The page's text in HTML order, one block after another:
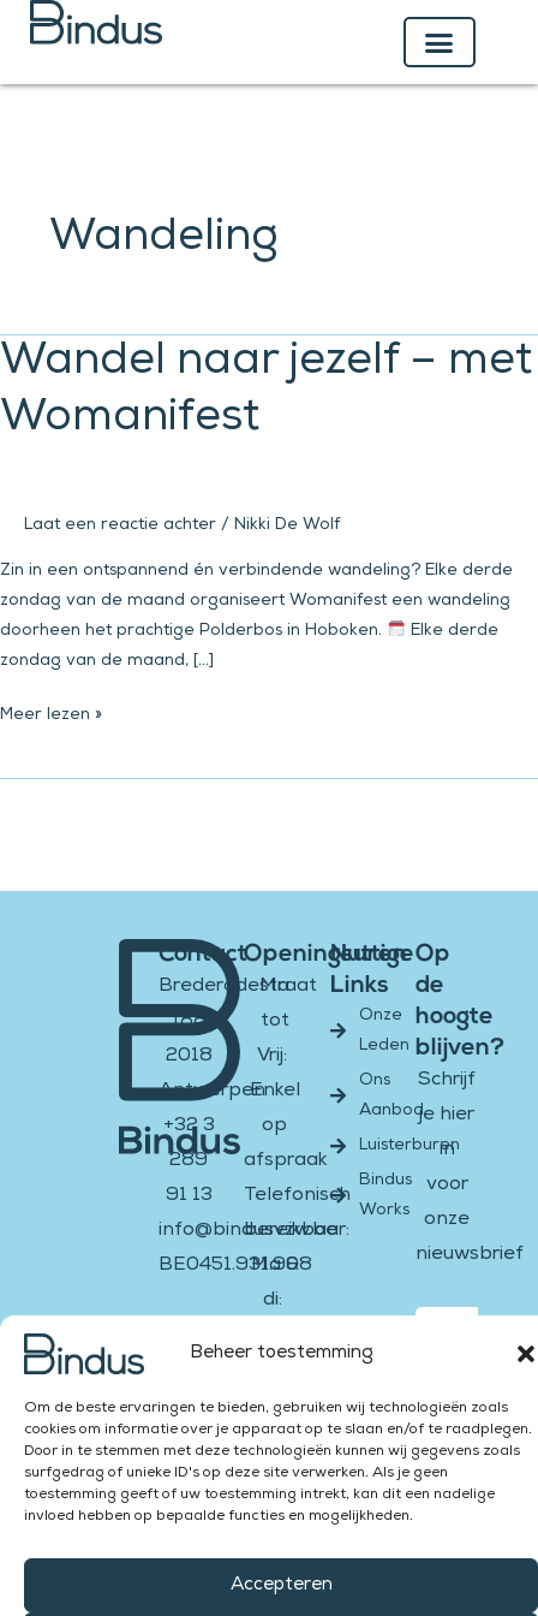
Beheer toestemming
Om de beste ervaringen te bieden, gebruiken wij technologieën zoals
cookies om informatie over je apparaat op te slaan en/of te raadplegen.
Door in te stemmen met deze technologieën kunnen wij gegevens zoals
surfgedrag of unieke ID's op deze site verwerken. Als je geen
toestemming geeft of uw toestemming intrekt, kan dit een nadelige
invloed hebben op bepaalde functies en mogelijkheden.
Accepteren
naar
Wandeling
Wandel naar jezelf – met
Womanifest
Laat een reactie achter / Nikki De Wolf
Zin in een ontspannend én verbindende wandeling? Elke derde
zondag van de maand organiseert Womanifest een wandeling
doorheen het prachtige Polderbos in Hoboken.
Elke derde
zondag van de maand, […]
Wandel
naar
jezelf
Meer lezen »
Contact
Brederodestraat
188
2018
Antwerpen
+32 3
289
91 13
info@bindusvzw.be
BE0451.931.908
Openingsuren
Ma
tot
Vrij:
Enkel
op
afspraak
Telefonisch
bereikbaar:
Ma &
di:
16:00
Zon:
gesloten
Nuttige
Links
Onze
Leden
Ons
Aanbod
Luisterburen
Bindus
Works
Op
de
hoogte
blijven?
Schrijf
je hier
in
voor
onze
nieuwsbrief
Email